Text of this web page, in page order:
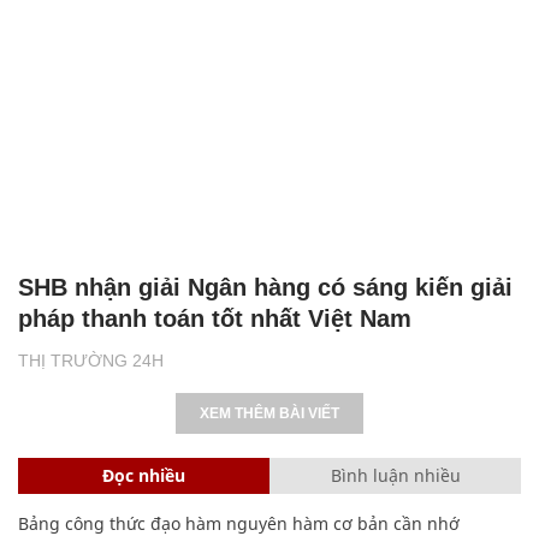
THỊ TRƯỜNG 24H
SHB nhận giải Ngân hàng có sáng kiến giải
pháp thanh toán tốt nhất Việt Nam
XEM THÊM BÀI VIẾT
Đọc nhiều Bình luận nhiều
Bảng công thức đạo hàm nguyên hàm cơ bản cần nhớ